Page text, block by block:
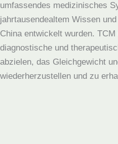
umfassendes medizinisches
jahrtausendealtem Wissen
China entwickelt wurden.
diagnostische und
abzielen, das Gleichgewicht
wiederherzustellen und zu